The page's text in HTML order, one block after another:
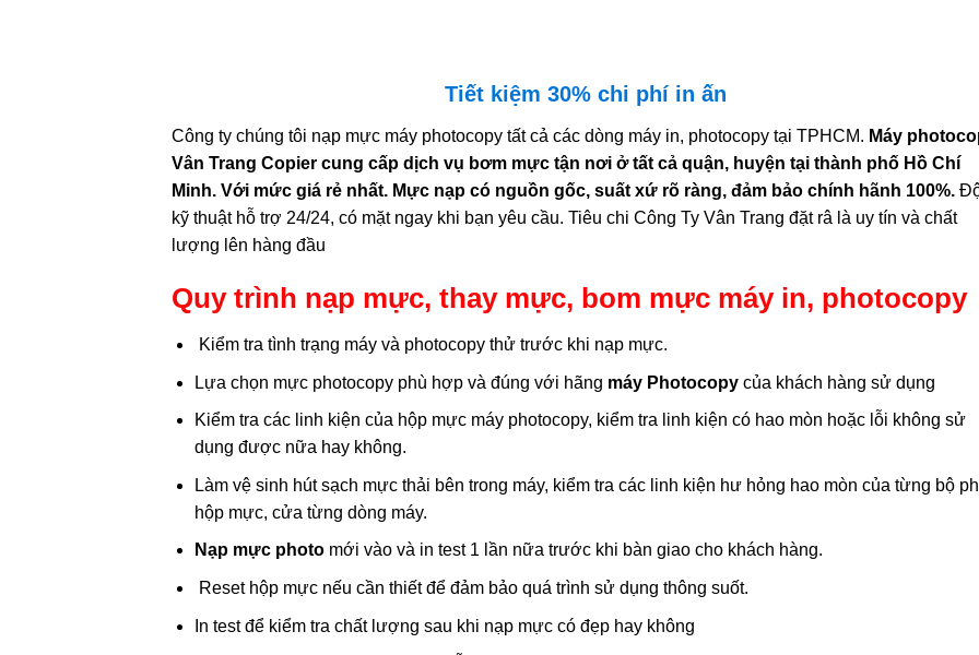
Tiết kiệm 30% chi phí in ấn
Công ty chúng tôi nạp mực máy photocopy tất cả các dòng máy in, photocopy tại TPHCM. Máy
Vân Trang Copier cung cấp dịch vụ bơm mực tận nơi ở tất cả quận, huyện tại thành phố Hồ Chí
Minh. Với mức giá rẻ nhất. Mực nạp có nguồn gốc, suất xứ rõ ràng, đảm bảo chính hãnh 100%.
kỹ thuật hỗ trợ 24/24, có mặt ngay khi bạn yêu cầu. Tiêu chi Công Ty Vân Trang đặt râ là uy tín và chất
lượng lên hàng đầu
Quy trình nạp mực, thay mực, bom mực máy in, photocopy
Kiểm tra tình trạng máy và photocopy thử trước khi nạp mực.
Lựa chọn mực photocopy phù hợp và đúng với hãng máy Photocopycủa khách hàng sử dụng
Kiểm tra các linh kiện của hộp mực máy photocopy, kiểm tra linh kiện có hao mòn hoặc lỗi không sử
dụng được nữa hay không.
Làm vệ sinh hút sạch mực thải bên trong máy, kiểm tra các linh kiện hư hỏng hao mòn của từng bộ
hộp mực, cửa từng dòng máy.
Nạp mực photomới vào và in test 1 lần nữa trước khi bàn giao cho khách hàng.
Reset hộp mực nếu cần thiết để đảm bảo quá trình sử dụng thông suốt.
In test để kiểm tra chất lượng sau khi nạp mực có đẹp hay không